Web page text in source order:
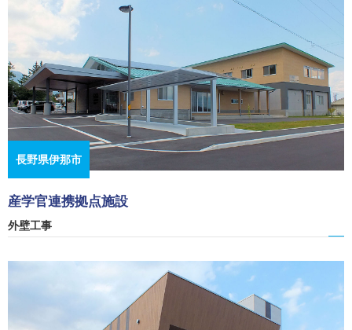
長野県伊那市
産学官連携拠点施設
外壁工事